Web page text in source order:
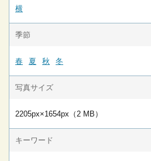
横
季節
春 夏 秋 冬
写真サイズ
2205px×1654px（2 MB）
キーワード